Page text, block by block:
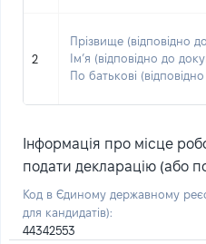
2
Прізвище (відповідно
Ім’я (відповідно до
По батькові
Інформація про місце
подати декларацію (або
Код в Єдиному державному
для кандидатів):
44342553